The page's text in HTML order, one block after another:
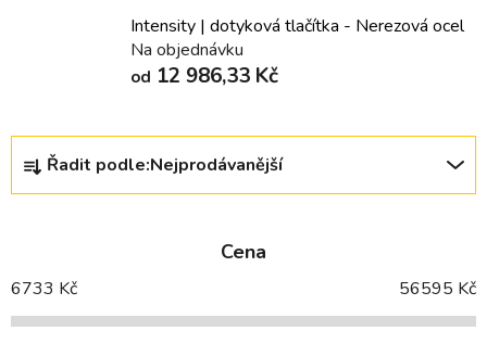
Intensity | dotyková tlačítka - Nerezová ocel
Na objednávku
od 12 986,33 Kč
Ř
z
í
p
Řadit podle:Nejprodávanější
Cena
6733 Kč 56595 Kč